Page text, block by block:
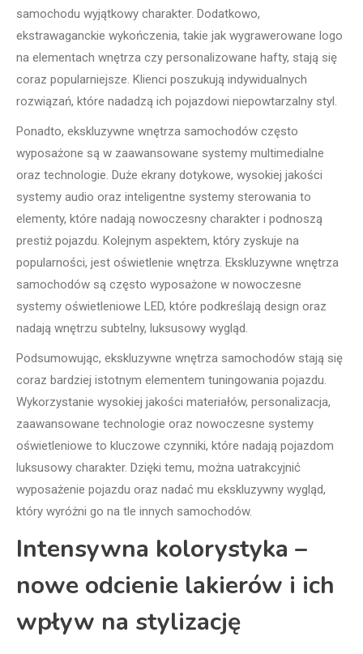
samochodu wyjątkowy charakter. Dodatkowo,
ekstrawaganckie wykończenia, takie jak wygrawerowane logo
na elementach wnętrza czy personalizowane hafty, stają się
coraz popularniejsze. Klienci poszukują indywidualnych
rozwiązań, które nadadzą ich pojazdowi niepowtarzalny styl.
Ponadto, ekskluzywne wnętrza samochodów często
wyposażone są w zaawansowane systemy multimedialne
oraz technologie. Duże ekrany dotykowe, wysokiej jakości
systemy audio oraz inteligentne systemy sterowania to
elementy, które nadają nowoczesny charakter i podnoszą
prestiż pojazdu. Kolejnym aspektem, który zyskuje na
popularności, jest oświetlenie wnętrza. Ekskluzywne wnętrza
samochodów są często wyposażone w nowoczesne
systemy oświetleniowe LED, które podkreślają design oraz
nadają wnętrzu subtelny, luksusowy wygląd.
Podsumowując, ekskluzywne wnętrza samochodów stają się
coraz bardziej istotnym elementem tuningowania pojazdu.
Wykorzystanie wysokiej jakości materiałów, personalizacja,
zaawansowane technologie oraz nowoczesne systemy
oświetleniowe to kluczowe czynniki, które nadają pojazdom
luksusowy charakter. Dzięki temu, można uatrakcyjnić
wyposażenie pojazdu oraz nadać mu ekskluzywny wygląd,
który wyróżni go na tle innych samochodów.
Intensywna kolorystyka –
nowe odcienie lakierów i ich
wpływ na stylizację